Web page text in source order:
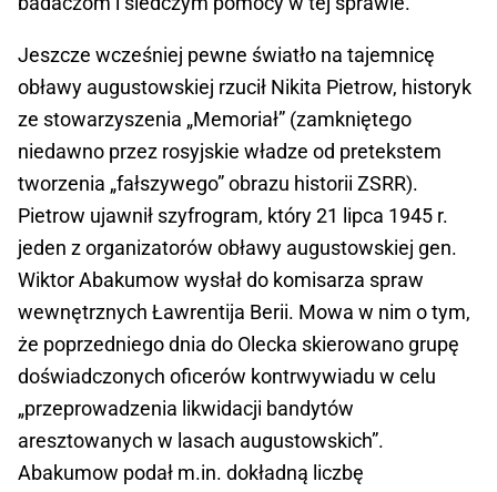
Jeszcze wcześniej pewne światło na tajemnicę
obławy augustowskiej rzucił Nikita Pietrow, historyk
ze stowarzyszenia „Memoriał” (zamkniętego
niedawno przez rosyjskie władze od pretekstem
tworzenia „fałszywego” obrazu historii ZSRR).
Pietrow ujawnił szyfrogram, który 21 lipca 1945 r.
jeden z organizatorów obławy augustowskiej gen.
Wiktor Abakumow wysłał do komisarza spraw
wewnętrznych Ławrentija Berii. Mowa w nim o tym,
że poprzedniego dnia do Olecka skierowano grupę
doświadczonych oficerów kontrwywiadu w celu
„przeprowadzenia likwidacji bandytów
aresztowanych w lasach augustowskich”.
Abakumow podał m.in. dokładną liczbę